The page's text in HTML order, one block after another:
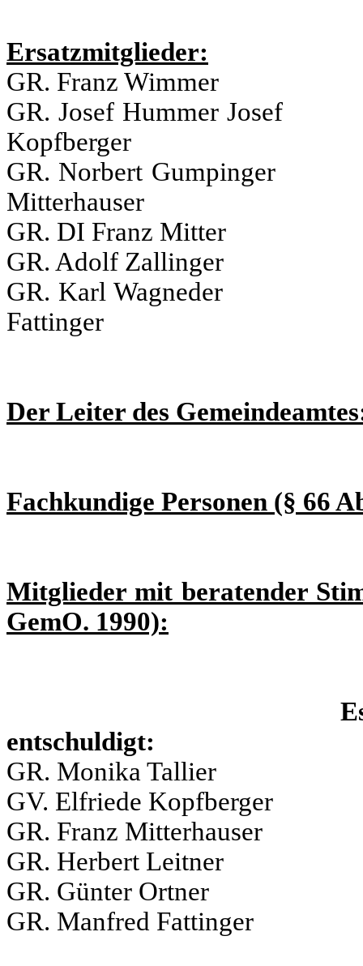
Ersatzmitglieder:
GR. Franz
GR. Josef
Kopfberger
GR. Norbert
Mitterhauser
GR. DI Franz
GR. Adolf
GR. Karl
Fattinger
Der Leiter des
Fachkundige Personen (§ 66
Mitglieder mit beratender
GemO. 1990):
entschuldigt:
GR. Monika Tallier
GV. Elfriede Kopfberger
GR. Franz Mitterhauser
GR. Herbert Leitner
GR. Günter Ortner
GR. Manfred Fattinger